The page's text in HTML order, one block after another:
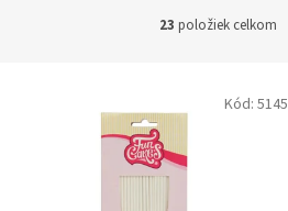
23 položiek celkom
Kód: 5145